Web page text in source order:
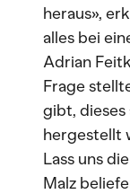
heraus»,
alles bei
Adrian
Frage
gibt, dieses
hergestellt
Lass uns
Malz